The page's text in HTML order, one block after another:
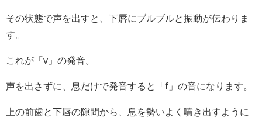
その状態で声を出すと、下唇にブルブルと振動が伝わりま
す。
これが「v」の発音。
声を出さずに、息だけで発音すると「f」の音になります。
上の前歯と下唇の隙間から、息を勢いよく噴き出すように